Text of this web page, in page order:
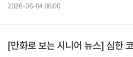
2026-06-04 06:00
[만화로 보는 시니어 뉴스] 심한